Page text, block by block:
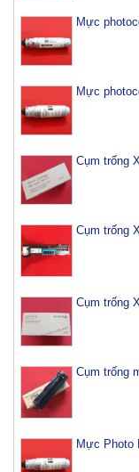
Mực
Mực
Cụm trống
Cụm trống
Cụm trống
Cụm trống
Mực Photo